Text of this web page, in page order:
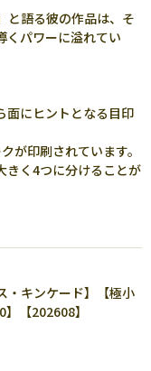
と語る彼の作品は、そ
くパワーに溢れてい
面にヒントとなる目印
が印刷されています。
きく4つに分けることが
・キンケード】【極小
【202608】